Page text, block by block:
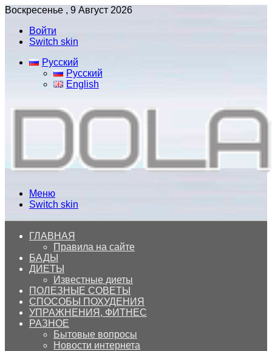
Воскресенье , 9 Август 2026
Войти
Switch skin
Русский
Русский
English
Меню
Switch skin
ГЛАВНАЯ
Правила на сайте
БАДЫ
ДИЕТЫ
Известные диеты
ПОЛЕЗНЫЕ СОВЕТЫ
СПОСОБЫ ПОХУДЕНИЯ
УПРАЖНЕНИЯ, ФИТНЕС
РАЗНОЕ
Бытовые вопросы
Новости интернета